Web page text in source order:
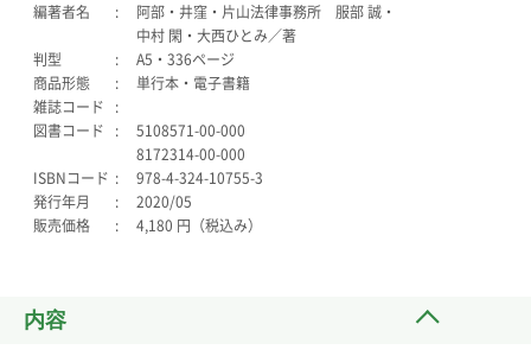
編著者名
阿部・井窪・片山法律事務所 服部 誠・
中村 閑・大西ひとみ／著
判型
A5・336ページ
商品形態
単行本・電子書籍
雑誌コード
図書コード
5108571-00-000
8172314-00-000
ISBNコード
978-4-324-10755-3
発行年月
2020/05
販売価格
4,180 円（税込み）
内容